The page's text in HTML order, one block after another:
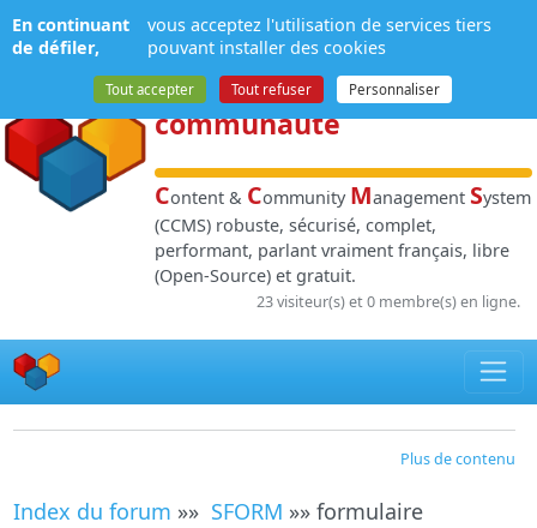
NPDS:Gestion de
contenuet de
communauté
Content & Community Management System
(CCMS) robuste, sécurisé, complet,
performant, parlant vraiment français, libre
(Open-Source) et gratuit.
23 visiteur(s) et 0 membre(s) en ligne.
Plus de contenu
Index du forum »» SFORM »» formulaire
Panneau de gestion des cookies
En continuant
de défiler,
vous acceptez l'utilisation de services tiers
pouvant installer des cookies
Tout accepter Tout refuser Personnaliser